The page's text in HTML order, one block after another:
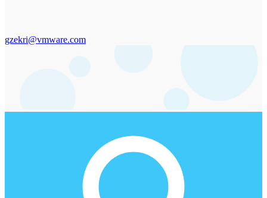
gzekri@vmware.com